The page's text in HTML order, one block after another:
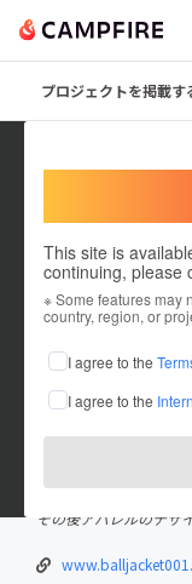
プロジェクトを掲載す
This site is
continuing, please
※ Some features may
country, region, or
I agree to the
I agree to the
これまでに2回支援
在住国：日本 現在地
出身国：日本 出身地
南国宮崎の出身。 杉
リエにて洋服の企画デ
その後アパレルのデザ